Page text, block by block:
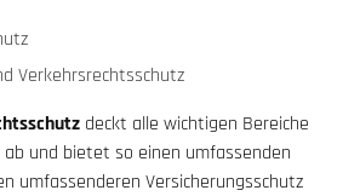
Verkehrsrechtsschutz
deckt alle wichtigen Bereiche
und bietet so einen umfassenden
umfassenderen Versicherungsschutz